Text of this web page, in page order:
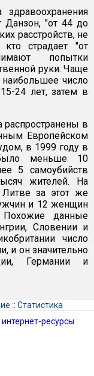
Данзон, "от 44 до
расстройств, не
страдает "от
попытки
руки. Чаще
число
24 лет, затем в
распространены в
Европейском
в 1999 году в
меньше 10
5 самоубийств
жителей. На
за этот же
и 12 женщин
данные
Словении и
число
и он значительно
Германии и
:: Статистика
ресурсы